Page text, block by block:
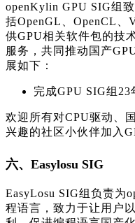
openKylin GPU SIG组
括OpenGL、OpenCL
供GPU相关软件包的技
服务，共同推动国产
展如下：
完成GPU SIG组23
欢迎所有对CPU驱动、
兴趣的社区小伙伴加入
六、Easylosu SIG
EasyLosu SIG组负责为
程语言，致力于让用户